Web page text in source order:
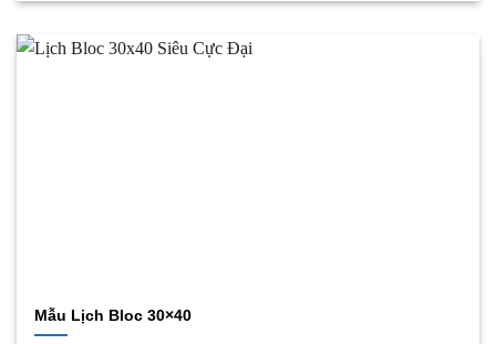
Mẫu Lịch Bloc 30×40